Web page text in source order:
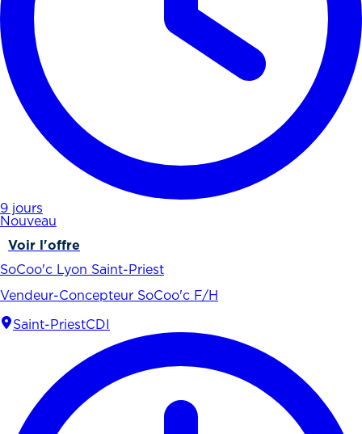
9 jours
Nouveau
Voir l'offre
SoCoo'c Lyon Saint-Priest
Vendeur-Concepteur SoCoo'c F/H
Saint-PriestCDI